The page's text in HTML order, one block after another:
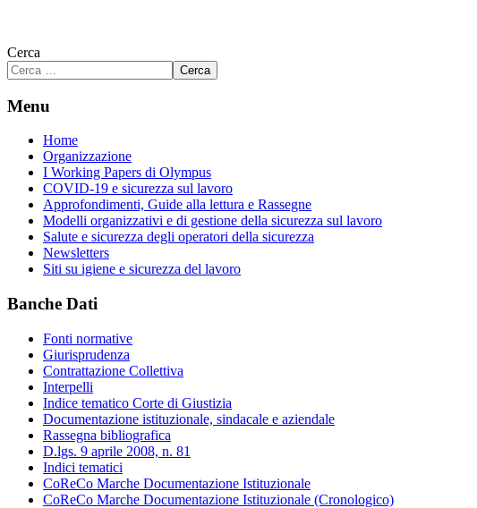
Cerca
Cerca
Menu
Home
Organizzazione
I Working Papers di Olympus
COVID-19 e sicurezza sul lavoro
Approfondimenti, Guide alla lettura e Rassegne
Modelli organizzativi e di gestione della sicurezza sul lavoro
Salute e sicurezza degli operatori della sicurezza
Newsletters
Siti su igiene e sicurezza del lavoro
Banche Dati
Fonti normative
Giurisprudenza
Contrattazione Collettiva
Interpelli
Indice tematico Corte di Giustizia
Documentazione istituzionale, sindacale e aziendale
Rassegna bibliografica
D.lgs. 9 aprile 2008, n. 81
Indici tematici
CoReCo Marche Documentazione Istituzionale
CoReCo Marche Documentazione Istituzionale (Cronologico)